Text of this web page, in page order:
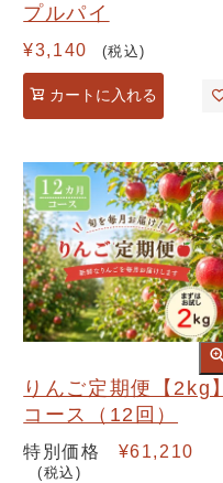
プルパイ
¥3,140 税込
カートに入れる
りんご定期便【2kg】
コース（12回）
特別価格 ¥61,210
税込